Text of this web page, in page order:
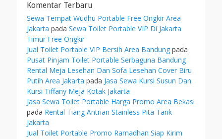
Komentar Terbaru
Sewa Tempat Wudhu Portable Free Ongkir Area
Jakarta pada Sewa Toilet Portable VIP Di Jakarta
Timur Free Ongkir
Jual Toilet Portable VIP Bersih Area Bandung pada
Pusat Pinjam Toilet Portable Serbaguna Bandung
Rental Meja Lesehan Dan Sofa Lesehan Cover Biru
Putih Area Jakarta pada Jasa Sewa Kursi Susun Dan
Kursi Tiffany Meja Kotak Jakarta
Jasa Sewa Toilet Portable Harga Promo Area Bekasi
pada Rental Tiang Antrian Stainless Pita Tarik
Jakarta
Jual Toilet Portable Promo Ramadhan Siap Kirim